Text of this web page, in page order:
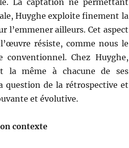
Huyghe exploite finement la
l’emmener ailleurs. Cet aspect
résiste, comme nous le
conventionnel. Chez Huyghe,
la même à chacune de ses
question de la rétrospective et
et évolutive.
contexte